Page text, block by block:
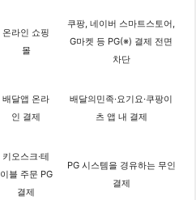
온라인 쇼핑
몰
쿠팡, 네이버 스마트스토어,
G마켓 등 PG(※) 결제 전면
차단
배달앱 온라
인 결제
배달의민족·요기요·쿠팡이
츠 앱 내 결제
키오스크·테
이블 주문 PG
결제
PG 시스템을 경유하는 무인
결제